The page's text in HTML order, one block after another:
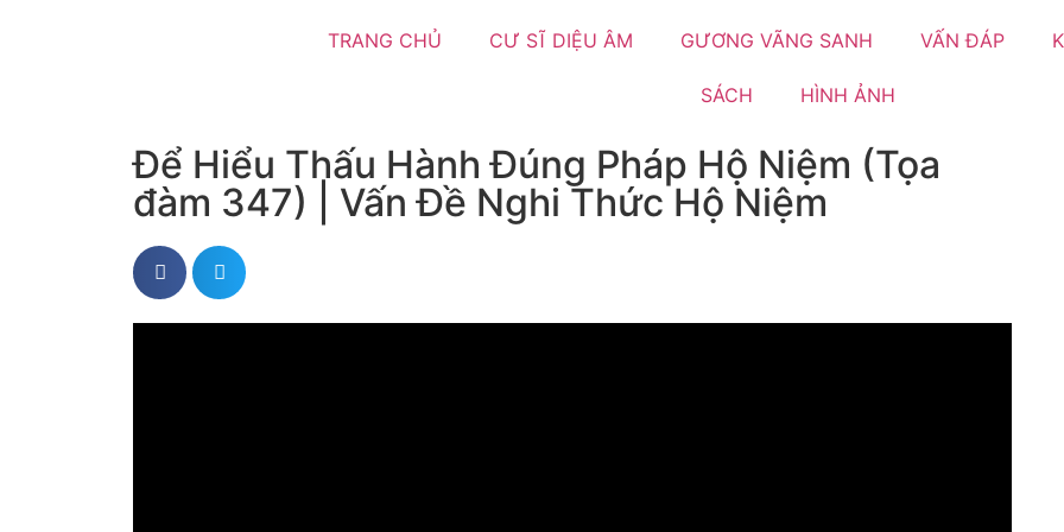
TRANG CHỦ CƯ SĨ DIỆU ÂM GƯƠNG VÃNG SANH VẤN ĐÁP
SÁCH HÌNH ẢNH
Để Hiểu Thấu Hành Đúng Pháp Hộ Niệm (Tọa
đàm 347) | Vấn Đề Nghi Thức Hộ Niệm